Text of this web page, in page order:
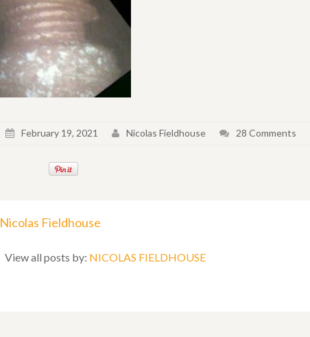
February 19, 2021 Nicolas Fieldhouse 28 Comments
Nicolas Fieldhouse
View all posts by: NICOLAS FIELDHOUSE